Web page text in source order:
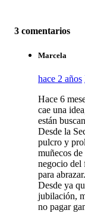
3 comentarios
Marcela
hace 2 años
Hace 6
cae una
están
Desde la
pulcro y
muñecos de
negocio del
para abrazar.
Desde ya
jubilación,
no pagar